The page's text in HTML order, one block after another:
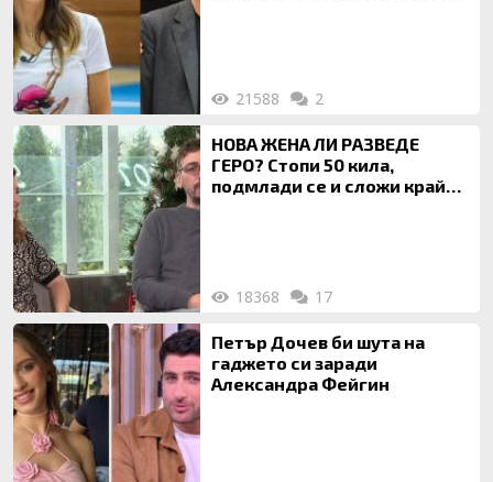
21588 2
НОВА ЖЕНА ЛИ РАЗВЕДЕ
ГЕРО? Стопи 50 кила,
подмлади се и сложи край
18368 17
Петър Дочев би шута на
гаджето си заради
Александра Фейгин